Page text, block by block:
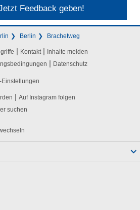
Feedback geben!
Berlin Brachetweg
| Kontakt | Inhalte melden
| Datenschutz
Einstellungen
| Auf Instagram folgen
suchen